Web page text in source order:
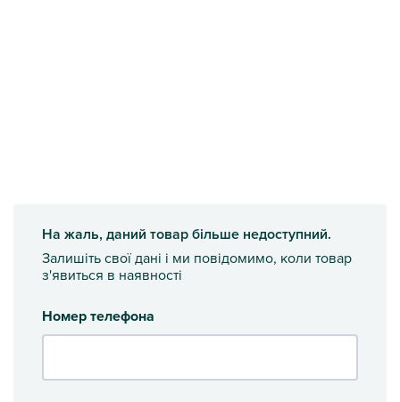
На жаль, даний товар більше недоступний.
Залишіть свої дані і ми повідомимо, коли товар
з'явиться в наявності
Номер телефона